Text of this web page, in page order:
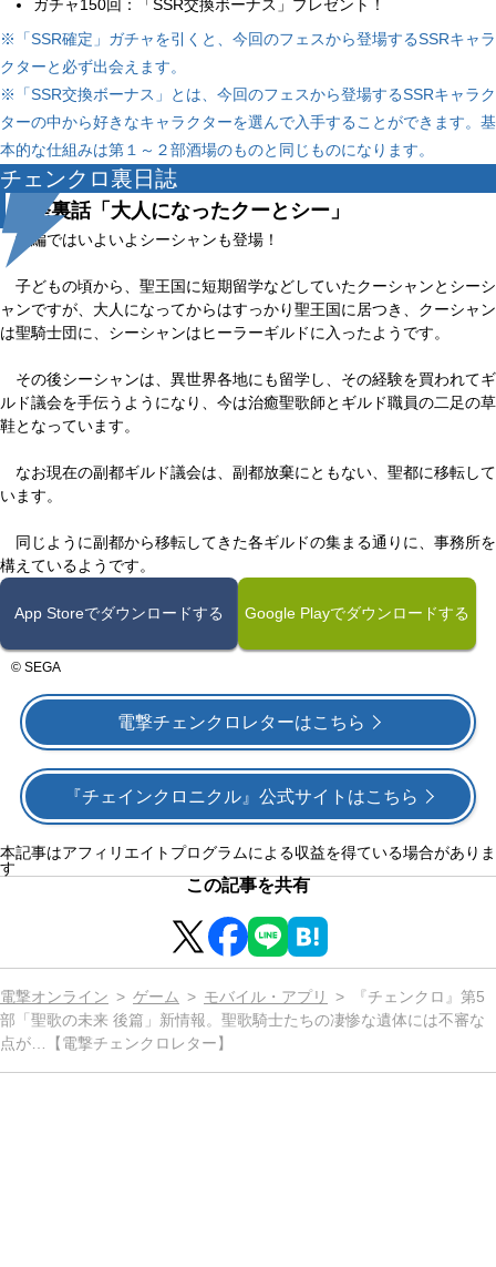
ガチャ150回：「SSR交換ボーナス」プレゼント！
※「SSR確定」ガチャを引くと、今回のフェスから登場するSSRキャラ
クターと必ず出会えます。
※「SSR交換ボーナス」とは、今回のフェスから登場するSSRキャラク
ターの中から好きなキャラクターを選んで入手することができます。基
本的な仕組みは第１～２部酒場のものと同じものになります。
チェンクロ裏日誌
開発裏話「大人になったクーとシー」
後編ではいよいよシーシャンも登場！
子どもの頃から、聖王国に短期留学などしていたクーシャンとシーシ
ャンですが、大人になってからはすっかり聖王国に居つき、クーシャン
は聖騎士団に、シーシャンはヒーラーギルドに入ったようです。
その後シーシャンは、異世界各地にも留学し、その経験を買われてギ
ルド議会を手伝うようになり、今は治癒聖歌師とギルド職員の二足の草
鞋となっています。
なお現在の副都ギルド議会は、副都放棄にともない、聖都に移転して
います。
同じように副都から移転してきた各ギルドの集まる通りに、事務所を
構えているようです。
App Storeでダウンロードする Google Playでダウンロードする
© SEGA
電撃チェンクロレターはこちら
『チェインクロニクル』公式サイトはこちら
本記事はアフィリエイトプログラムによる収益を得ている場合がありま
す
この記事を共有
電撃オンライン ゲーム モバイル・アプリ
『チェンクロ』第5
部「聖歌の未来 後篇」新情報。聖歌騎士たちの凄惨な遺体には不審な
点が…【電撃チェンクロレター】